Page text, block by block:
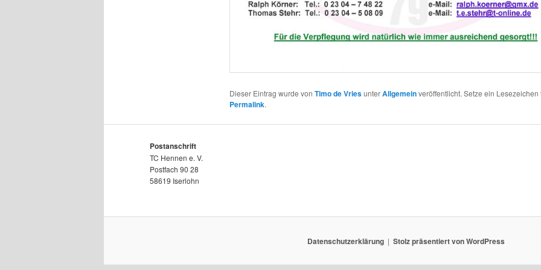
Dieser Eintrag wurde von Timo de VriesunterAllgemeinveröffentlicht. Setze ein Lesezeichen
Permalink.
Postanschrift
TC Hennen e. V.
Postfach 90 28
58619 Iserlohn
Datenschutzerklärung Stolz präsentiert von WordPress